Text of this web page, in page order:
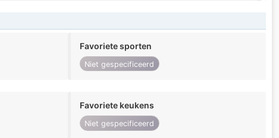
Favoriete sporten
Niet gespecificeerd
Favoriete keukens
Niet gespecificeerd